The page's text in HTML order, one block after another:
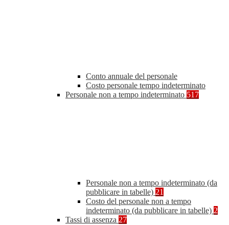
Conto annuale del personale
Costo personale tempo indeterminato
Personale non a tempo indeterminato 517
Personale non a tempo indeterminato (da
pubblicare in tabelle) 21
Costo del personale non a tempo
indeterminato (da pubblicare in tabelle) 2
Tassi di assenza 27